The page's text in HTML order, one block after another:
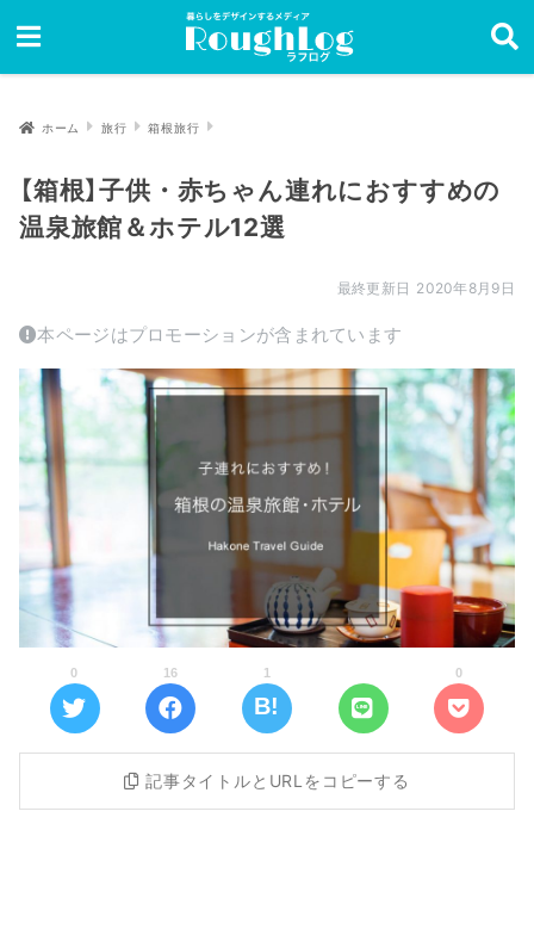
ホーム 旅行 箱根旅行
【箱根】子供・赤ちゃん連れにおすすめの
温泉旅館＆ホテル12選
2020年8月9日
本ページはプロモーションが含まれています
0 16 1 0
記事タイトルとURLをコピーする